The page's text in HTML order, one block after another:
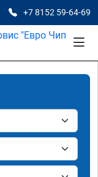
+7 8152 59-64-69